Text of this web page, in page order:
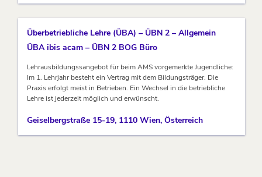
Überbetriebliche Lehre (ÜBA) – ÜBN 2 – Allgemein
ÜBA ibis acam – ÜBN 2 BOG Büro
Lehrausbildungssangebot für beim AMS vorgemerkte Jugendliche:
Im 1. Lehrjahr besteht ein Vertrag mit dem Bildungsträger. Die
Praxis erfolgt meist in Betrieben. Ein Wechsel in die betriebliche
Lehre ist jederzeit möglich und erwünscht.
Geiselbergstraße 15-19, 1110 Wien, Österreich